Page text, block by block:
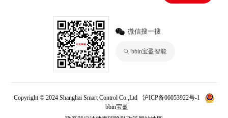
微信搜一搜
bbin宝盈智能
Copyright © 2024 Shanghai Smart Control Co.,Ltd
沪ICP备06053922号-1
bbin宝盈